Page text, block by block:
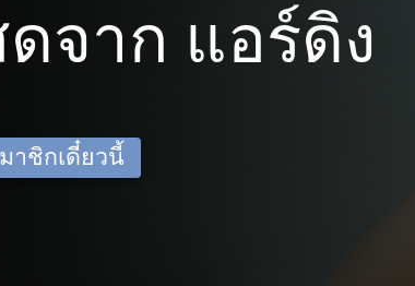
จาก แอร์ดิง
าชิกเดี๋ยวนี้